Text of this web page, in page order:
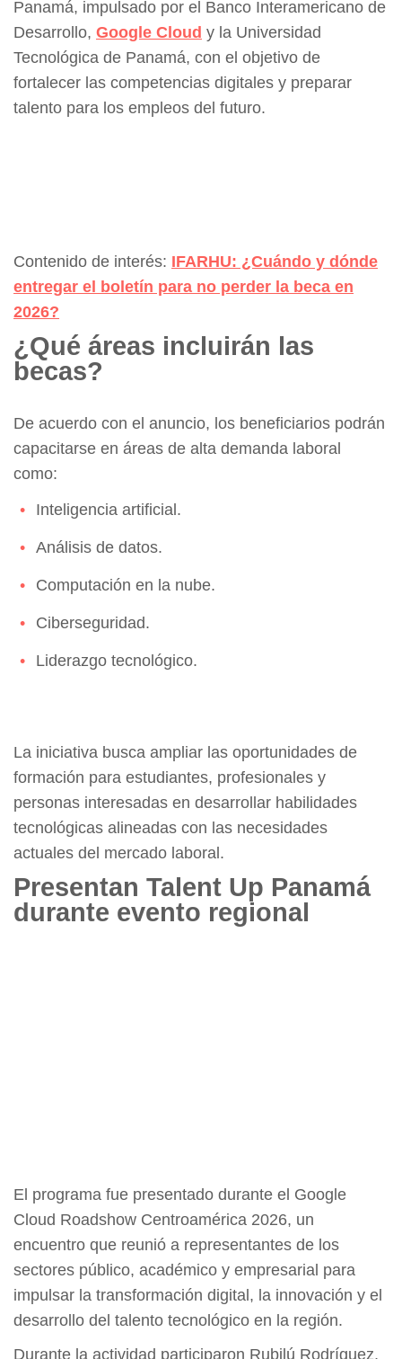
Panamá, impulsado por el Banco Interamericano de
Desarrollo, Google Cloud y la Universidad
Tecnológica de Panamá, con el objetivo de
fortalecer las competencias digitales y preparar
talento para los empleos del futuro.
Contenido de interés: IFARHU: ¿Cuándo y dónde
entregar el boletín para no perder la beca en
2026?
¿Qué áreas incluirán las
becas?
De acuerdo con el anuncio, los beneficiarios podrán
capacitarse en áreas de alta demanda laboral
como:
Inteligencia artificial.
Análisis de datos.
Computación en la nube.
Ciberseguridad.
Liderazgo tecnológico.
La iniciativa busca ampliar las oportunidades de
formación para estudiantes, profesionales y
personas interesadas en desarrollar habilidades
tecnológicas alineadas con las necesidades
actuales del mercado laboral.
Presentan Talent Up Panamá
durante evento regional
El programa fue presentado durante el Google
Cloud Roadshow Centroamérica 2026, un
encuentro que reunió a representantes de los
sectores público, académico y empresarial para
impulsar la transformación digital, la innovación y el
desarrollo del talento tecnológico en la región.
Durante la actividad participaron Rubilú Rodríguez,